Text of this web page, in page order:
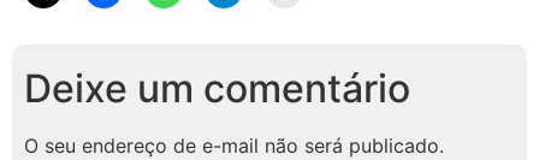
Deixe um comentário
O seu endereço de e-mail não será publicado.